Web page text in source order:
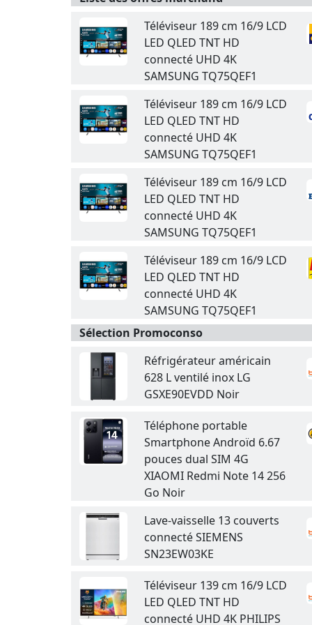
Téléviseur 189 cm 16/9 LCD
LED QLED TNT HD
connecté UHD 4K
SAMSUNG TQ75QEF1
Téléviseur 189 cm 16/9 LCD
LED QLED TNT HD
connecté UHD 4K
SAMSUNG TQ75QEF1
Téléviseur 189 cm 16/9 LCD
LED QLED TNT HD
connecté UHD 4K
SAMSUNG TQ75QEF1
Téléviseur 189 cm 16/9 LCD
LED QLED TNT HD
connecté UHD 4K
SAMSUNG TQ75QEF1
Sélection Promoconso
Réfrigérateur américain
628 L ventilé inox LG
GSXE90EVDD Noir
Téléphone portable
Smartphone Androïd 6.67
pouces dual SIM 4G
XIAOMI Redmi Note 14 256
Go Noir
Lave-vaisselle 13 couverts
connecté SIEMENS
SN23EW03KE
Téléviseur 139 cm 16/9 LCD
LED QLED TNT HD
connecté UHD 4K PHILIPS